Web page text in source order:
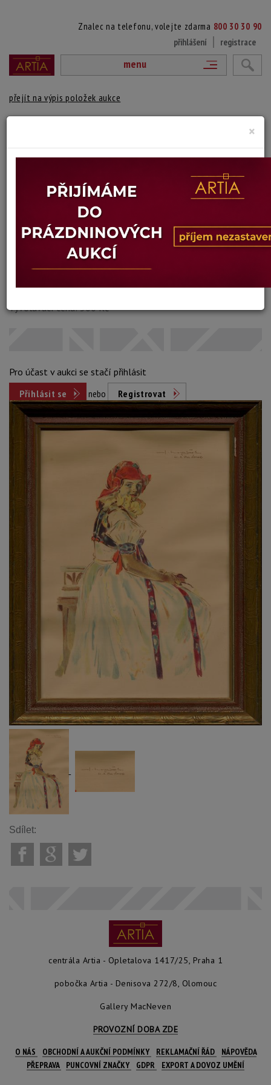
Znalec na telefonu, volejte zdarma 800 30 30 90
přihlášení
registrace
menu
přejít na výpis položek aukce
Šířka: 39 cm, výška: 57 cm, rámování: 68,5 x 51
Konec dražby: 11.06.2025 20:31 SELČ
Dosažená cena:neprodáno
Vyvolávací cena: 500 Kč
Pro účast v aukci se stačí přihlásit
Přihlásit se
nebo Registrovat
Sdílet:
centrála Artia - Opletalova 1417/25, Praha 1
pobočka Artia - Denisova 272/8, Olomouc
Gallery MacNeven
PROVOZNÍ DOBA ZDE
O NÁS OBCHODNÍ A AUKČNÍ PODMÍNKY REKLAMAČNÍ ŘÁD
NÁPOVĚDA
PŘEPRAVA
PUNCOVNÍ ZNAČKY GDPR EXPORT A DOVOZ UMĚNÍ
×